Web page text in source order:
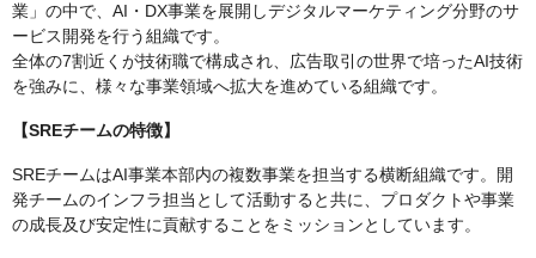
業」の中で、AI・DX事業を展開しデジタルマーケティング分野のサ
ービス開発を行う組織です。
全体の7割近くが技術職で構成され、広告取引の世界で培ったAI技術
を強みに、様々な事業領域へ拡大を進めている組織です。
【SREチームの特徴】
SREチームはAI事業本部内の複数事業を担当する横断組織です。開
発チームのインフラ担当として活動すると共に、プロダクトや事業
の成長及び安定性に貢献することをミッションとしています。